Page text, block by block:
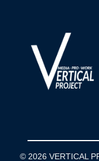
© 2026 VERTICAL